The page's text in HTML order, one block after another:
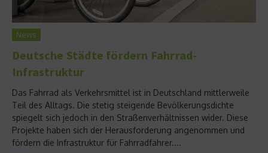
News
Deutsche Städte fördern Fahrrad-
Infrastruktur
Das Fahrrad als Verkehrsmittel ist in Deutschland mittlerweile
Teil des Alltags. Die stetig steigende Bevölkerungsdichte
spiegelt sich jedoch in den Straßenverhältnissen wider. Diese
Projekte haben sich der Herausforderung angenommen und
fördern die Infrastruktur für Fahrradfahrer....